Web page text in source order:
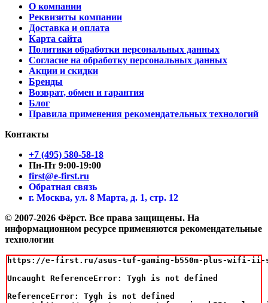
О компании
Реквизиты компании
Доставка и оплата
Карта сайта
Политики обработки персональных данных
Согласие на обработку персональных данных
Акции и скидки
Бренды
Возврат, обмен и гарантия
Блог
Правила применения рекомендательных технологий
Контакты
+7 (495) 580-58-18
Пн-Пт 9:00-19:00
first@e-first.ru
Обратная связь
г. Москва, ул. 8 Марта, д. 1, стр. 12
© 2007-2026 Фёрст. Все права защищены. На
информационном ресурсе применяются рекомендательные
технологии
https://e-first.ru/asus-tuf-gaming-b550m-plus-wifi-ii-
Uncaught ReferenceError: Tygh is not defined
ReferenceError: Tygh is not defined